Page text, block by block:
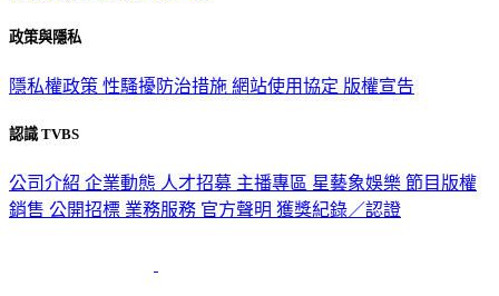
政策與隱私
隱私權政策 性騷擾防治措施 網站使用協定 版權宣告
認識 TVBS
公司介紹 企業動態 人才招募 主播專區 星藝象娛樂 節目版權
銷售 公開招標 業務服務 官方聲明 獲獎紀錄／認證